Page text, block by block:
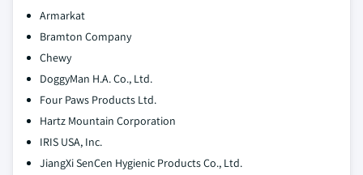
Armarkat
Bramton Company
Chewy
DoggyMan H.A. Co., Ltd.
Four Paws Products Ltd.
Hartz Mountain Corporation
IRIS USA, Inc.
JiangXi SenCen Hygienic Products Co., Ltd.